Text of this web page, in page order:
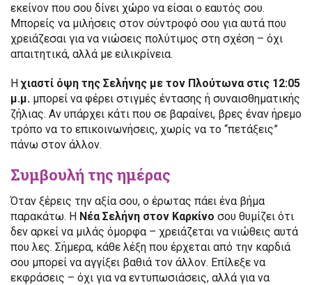
εκείνον που σου δίνει χώρο να είσαι ο εαυτός σου.
Μπορείς να μιλήσεις στον σύντροφό σου για αυτά που
χρειάζεσαι για να νιώσεις πολύτιμος στη σχέση – όχι
απαιτητικά, αλλά με ειλικρίνεια.
Ηχιαστί όψη της Σελήνης με τον Πλούτωνα στις 12:05
μ.μ. μπορεί να φέρει στιγμές έντασης ή συναισθηματικής
ζήλιας. Αν υπάρχει κάτι που σε βαραίνει, βρες έναν ήρεμο
τρόπο να το επικοινωνήσεις, χωρίς να το “πετάξεις”
πάνω στον άλλον.
Συμβουλή της ημέρας
Όταν ξέρεις την αξία σου, ο έρωτας πάει ένα βήμα
παρακάτω. Η Νέα Σελήνη στον Καρκίνο σου θυμίζει ότι
δεν αρκεί να μιλάς όμορφα – χρειάζεται να νιώθεις αυτά
που λες. Σήμερα, κάθε λέξη που έρχεται από την καρδιά
σου μπορεί να αγγίξει βαθιά τον άλλον. Επίλεξε να
εκφράσεις – όχι για να εντυπωσιάσεις, αλλά για να